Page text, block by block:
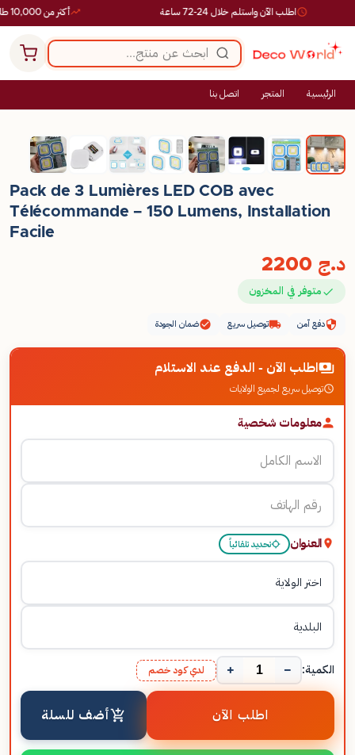
اطلب الآن واستلم خلال 24-72 ساعة
الرئيسية المتجر اتصل بنا
Pack de 3 Lumières LED COB avec
Télécommande – 150 Lumens, Installation
Facile
د.ج
متوفر في المخزون
دفع آمن توصيل سريع ضمان الجودة
اطلب الآن - الدفع عند الاستلام
توصيل سريع لجميع الولايات
معلومات شخصية
العنوان تحديد تلقائياً
الكمية: −
+ لدي كود خصم
اطلب الآن أضف للسلة